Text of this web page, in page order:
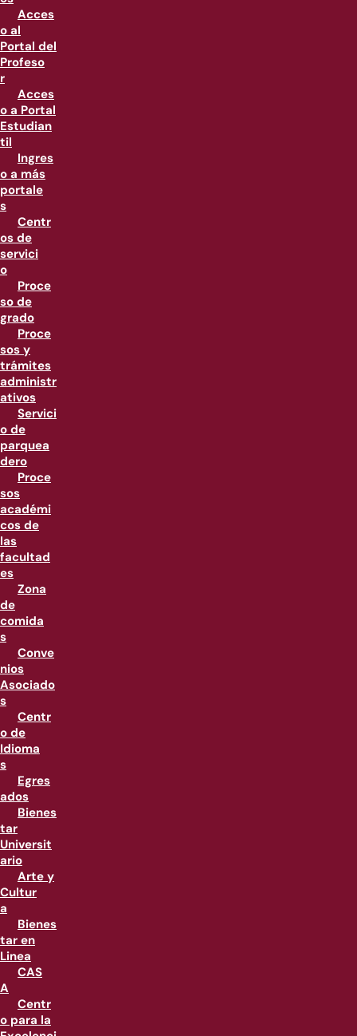
Acces
o al
Portal del
Profeso
r
Acces
o a Portal
Estudian
til
Ingres
o a más
portale
s
Centr
os de
servici
o
Proce
so de
grado
Proce
sos y
trámites
administr
ativos
Servici
o de
parquea
dero
Proce
sos
académi
cos de
las
facultad
es
Zona
de
comida
s
Conve
nios
Asociado
s
Centr
o de
Idioma
s
Egres
ados
Bienes
tar
Universit
ario
Arte y
Cultur
a
Bienes
tar en
Linea
CAS
A
Centr
o para la